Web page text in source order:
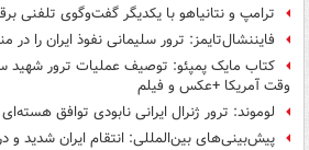
ترامپ و نتانیاهو با یکدیگر گفت‌وگوی تلفنی
فایننشال‌تایمز: ترور سلیمانی نفوذ ایران را
کتاب مایک پمپئو: توصیف عملیات ترور شهید
وقت آمریکا +عکس و فیلم
لوموند: ترور ژنرال ایرانی نابودی توافق
پیش‌بینی‌های بین‌المللی: انتقام ایران شدید و